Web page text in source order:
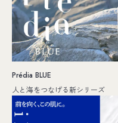
Prédia BLUE
人と海をつなげる新シリーズ